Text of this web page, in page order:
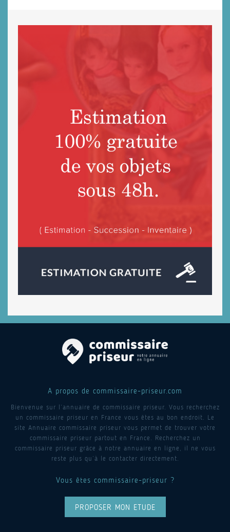
A propos de commissaire-priseur.com
Bienvenue sur l’annuaire de commissaire priseur. Vous recherchez
un commissaire priseur en France vous êtes au bon endroit. Le
site Annuaire commissaire priseur vous permet de trouver votre
commissaire priseur partout en France. Recherchez un
commissaire priseur grâce à notre annuaire en ligne, il ne vous
reste plus qu’à le contacter directement.
Vous êtes commissaire-priseur ?
PROPOSER MON ETUDE